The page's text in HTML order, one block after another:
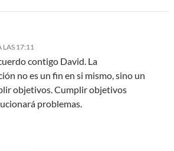
LAS 17:11
contigo David. La
no es un fin en si mismo, sino un
objetivos. Cumplir objetivos
problemas.